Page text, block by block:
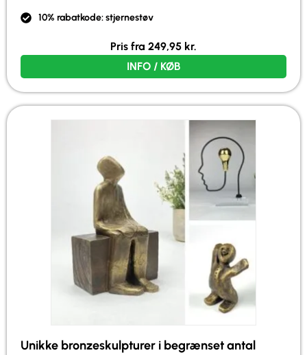
10% rabatkode: stjernestøv
Pris fra 249,95 kr.
INFO / KØB
Unikke bronzeskulpturer i begrænset antal